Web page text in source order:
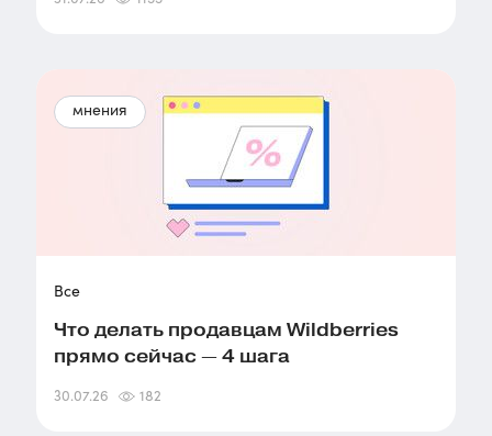
мнения
Все
Что делать продавцам Wildberries
прямо сейчас — 4 шага
30.07.26 182